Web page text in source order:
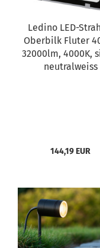
Ledino LED-
Oberbilk Fluter
32000lm, 4000K,
neutralweiss
144,19 EUR